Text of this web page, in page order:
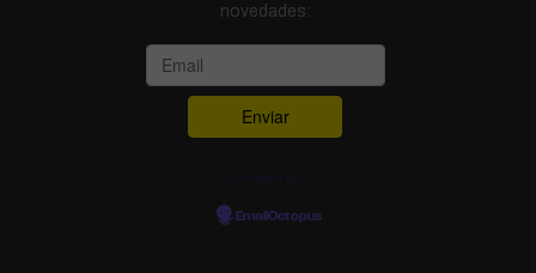
novedades:
EmailOctopus